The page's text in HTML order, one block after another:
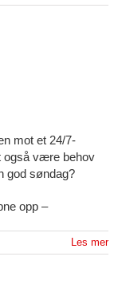
mot et 24/7-
også være behov
god søndag?
opp –
Les mer